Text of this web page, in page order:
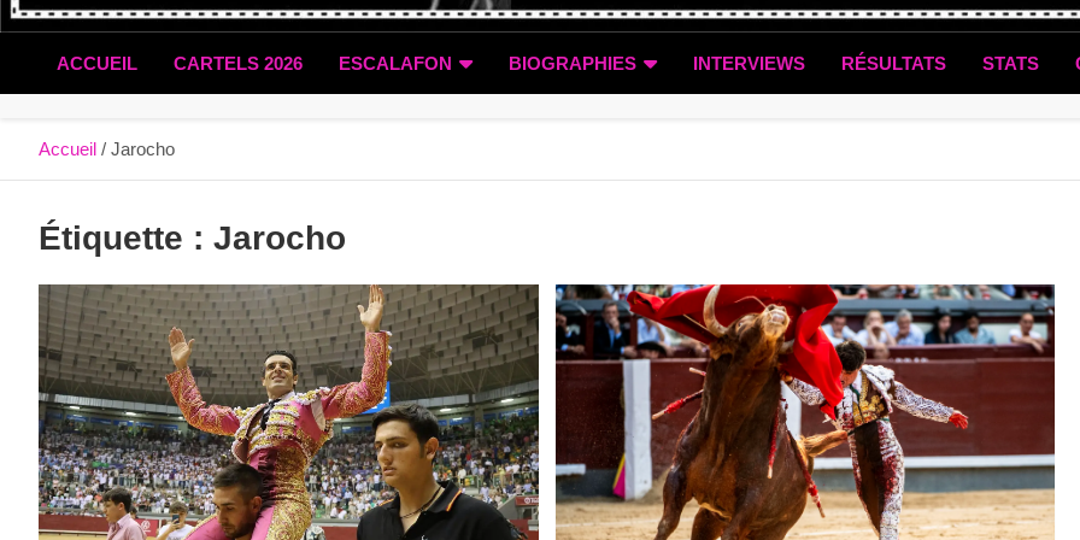
ACCUEIL CARTELS 2026 ESCALAFON BIOGRAPHIES INTERVIEWS RÉSULTATS STATS
Accueil Jarocho
Étiquette : Jarocho